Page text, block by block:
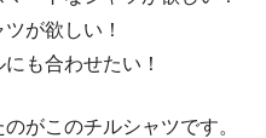
が欲しい！
も合わせたい！
がこのチルシャツです。